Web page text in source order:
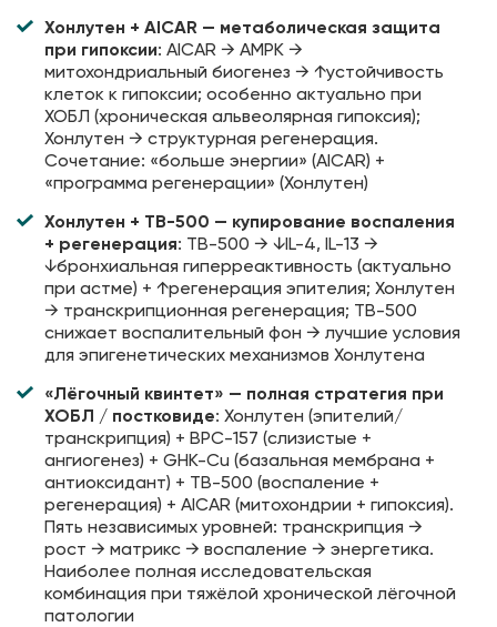
Хонлутен + AICAR — метаболическая защита
при гипоксии: AICAR → AMPK →
митохондриальный биогенез → ↑устойчивость
клеток к гипоксии; особенно актуально при
ХОБЛ (хроническая альвеолярная гипоксия);
Хонлутен → структурная регенерация.
Сочетание: «больше энергии» (AICAR) +
«программа регенерации» (Хонлутен)
Хонлутен + TB-500 — купирование воспаления
+ регенерация: TB-500 → ↓IL-4, IL-13 →
↓бронхиальная гиперреактивность (актуально
при астме) + ↑регенерация эпителия; Хонлутен
→ транскрипционная регенерация; TB-500
снижает воспалительный фон → лучшие условия
для эпигенетических механизмов Хонлутена
«Лёгочный квинтет» — полная стратегия при
ХОБЛ / постковиде: Хонлутен (эпителий/
транскрипция) + BPC-157 (слизистые +
ангиогенез) + GHK-Cu (базальная мембрана +
антиоксидант) + TB-500 (воспаление +
регенерация) + AICAR (митохондрии + гипоксия).
Пять независимых уровней: транскрипция →
рост → матрикс → воспаление → энергетика.
Наиболее полная исследовательская
комбинация при тяжёлой хронической лёгочной
патологии